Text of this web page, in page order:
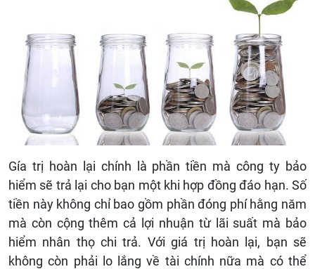
Gía trị hoàn lại chính là phần tiền mà công ty bảo
hiểm sẽ trả lại cho bạn một khi hợp đồng đáo hạn. Số
tiền này không chỉ bao gồm phần đóng phí hằng năm
mà còn cộng thêm cả lợi nhuận từ lãi suất mà bảo
hiểm nhân thọ chi trả. Với giá trị hoàn lại, bạn sẽ
không còn phải lo lắng về tài chính nữa mà có thể